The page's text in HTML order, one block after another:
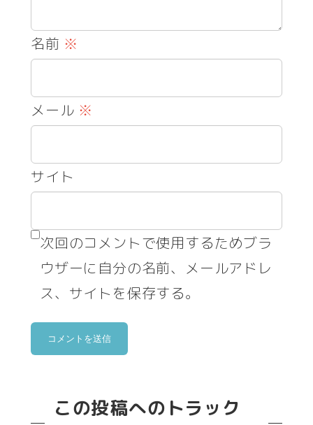
名前 ※
メール ※
サイト
次回のコメントで使用するためブラ
ウザーに自分の名前、メールアドレ
ス、サイトを保存する。
この投稿へのトラック